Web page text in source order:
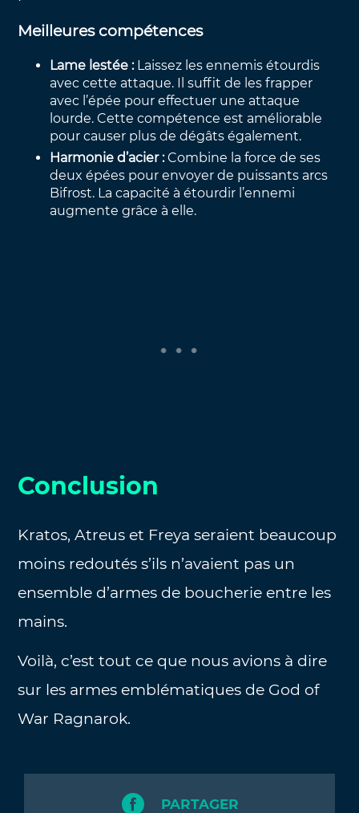
Meilleures compétences
Lame lestée :Laissez les ennemis étourdis
avec cette attaque. Il suffit de les frapper
avec l’épée pour effectuer une attaque
lourde. Cette compétence est améliorable
pour causer plus de dégâts également.
Harmonie d’acier :Combine la force de ses
deux épées pour envoyer de puissants arcs
Bifrost. La capacité à étourdir l’ennemi
augmente grâce à elle.
Conclusion
Kratos, Atreus et Freya seraient beaucoup
moins redoutés s’ils n’avaient pas un
ensemble d’armes de boucherie entre les
mains.
Voilà, c’est tout ce que nous avions à dire
sur les armes emblématiques de God of
War Ragnarok.
PARTAGER